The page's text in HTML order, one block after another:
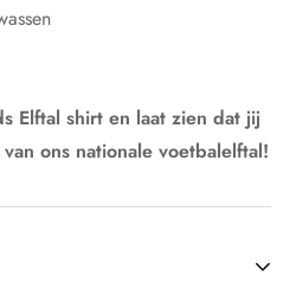
Elftal shirt en laat zien dat jij
ons nationale voetbalelftal!